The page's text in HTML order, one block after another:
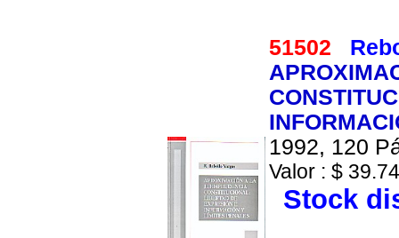
51502
1992, 120
Valor : $
Stock